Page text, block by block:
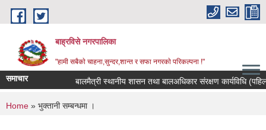
Skip to main content
बाह्रविसे नगरपालिका
"हामी सबैकाे चाहना,सुन्दर,शान्त र सफा नगरकाे परिकल्पना !"
समाचार बालमैत्री स्थानीय शासन तथा बालअधिकार संरक्षण कार्यविधि
You are here
Home » भुक्तानी सम्बन्धमा ।